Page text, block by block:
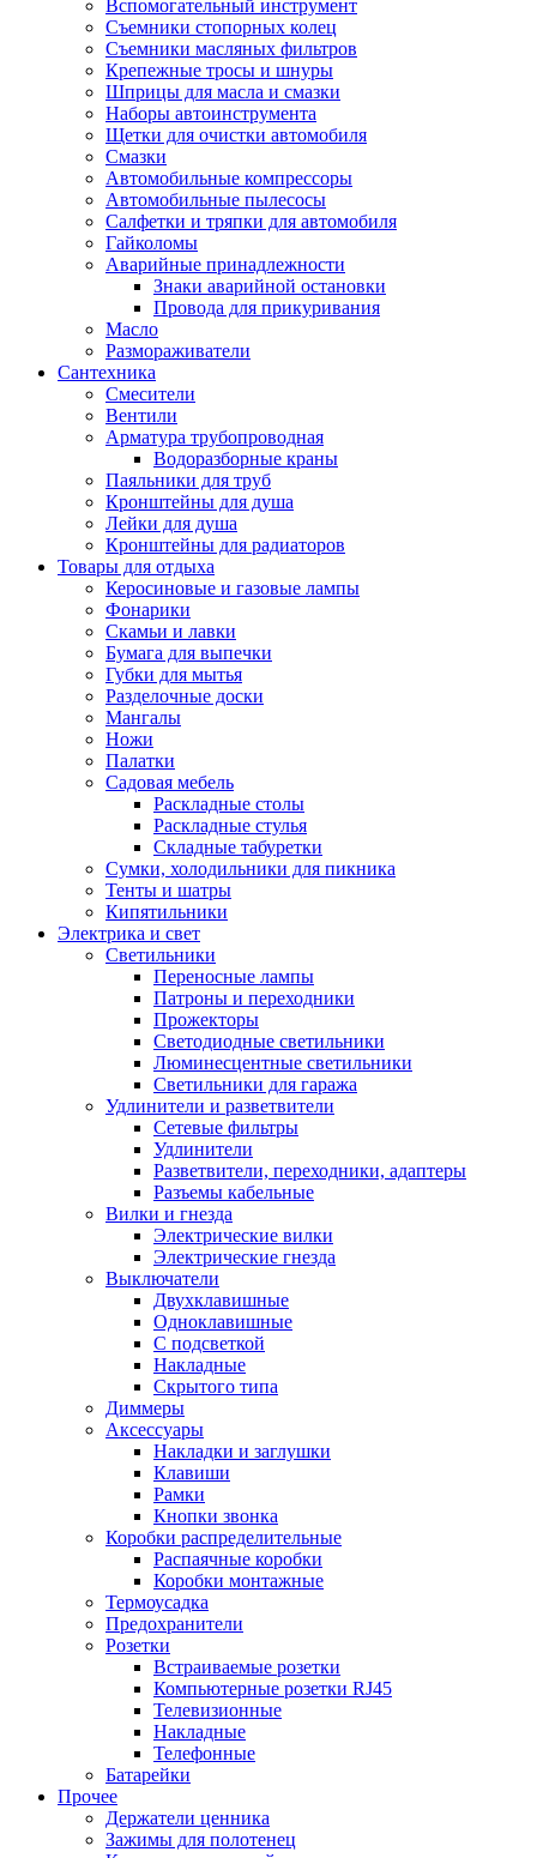
Вспомогательный инструмент
Съемники стопорных колец
Съемники масляных фильтров
Крепежные тросы и шнуры
Шприцы для масла и смазки
Наборы автоинструмента
Щетки для очистки автомобиля
Смазки
Автомобильные компрессоры
Автомобильные пылесосы
Салфетки и тряпки для автомобиля
Гайколомы
Аварийные принадлежности
Знаки аварийной остановки
Провода для прикуривания
Масло
Размораживатели
Сантехника
Смесители
Вентили
Арматура трубопроводная
Водоразборные краны
Паяльники для труб
Кронштейны для душа
Лейки для душа
Кронштейны для радиаторов
Товары для отдыха
Керосиновые и газовые лампы
Фонарики
Скамьи и лавки
Бумага для выпечки
Губки для мытья
Разделочные доски
Мангалы
Ножи
Палатки
Садовая мебель
Раскладные столы
Раскладные стулья
Складные табуретки
Сумки, холодильники для пикника
Тенты и шатры
Кипятильники
Электрика и свет
Светильники
Переносные лампы
Патроны и переходники
Прожекторы
Светодиодные светильники
Люминесцентные светильники
Светильники для гаража
Удлинители и разветвители
Сетевые фильтры
Удлинители
Разветвители, переходники, адаптеры
Разъемы кабельные
Вилки и гнезда
Электрические вилки
Электрические гнезда
Выключатели
Двухклавишные
Одноклавишные
С подсветкой
Накладные
Скрытого типа
Диммеры
Аксессуары
Накладки и заглушки
Клавиши
Рамки
Кнопки звонка
Коробки распределительные
Распаячные коробки
Коробки монтажные
Термоусадка
Предохранители
Розетки
Встраиваемые розетки
Компьютерные розетки RJ45
Телевизионные
Накладные
Телефонные
Батарейки
Прочее
Держатели ценника
Зажимы для полотенец